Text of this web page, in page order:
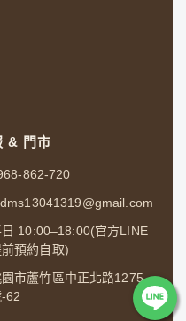
& 門市
862-720
10:00–18:00(官方LINE
預約自取)
市蘆竹區中正北路1275
62